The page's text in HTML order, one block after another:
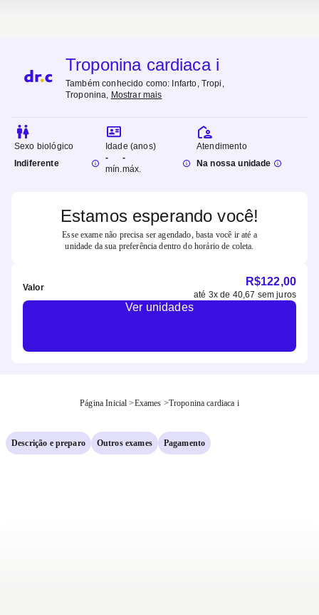
Troponina cardiaca i
Também conhecido como: Infarto, Tropi,
Troponina, Mostrar mais
Sexo biológico
Indiferente
Idade (anos)
-
mín.
-
máx.
Atendimento
Na nossa unidade
Estamos esperando você!
Esse exame não precisa ser agendado, basta você ir até a
unidade da sua preferência dentro do horário de coleta.
Valor R$122,00
até 3x de 40,67 sem juros
Ver unidades
Página Inicial >Exames >Troponina cardiaca i
Descrição e preparo Outros exames Pagamento